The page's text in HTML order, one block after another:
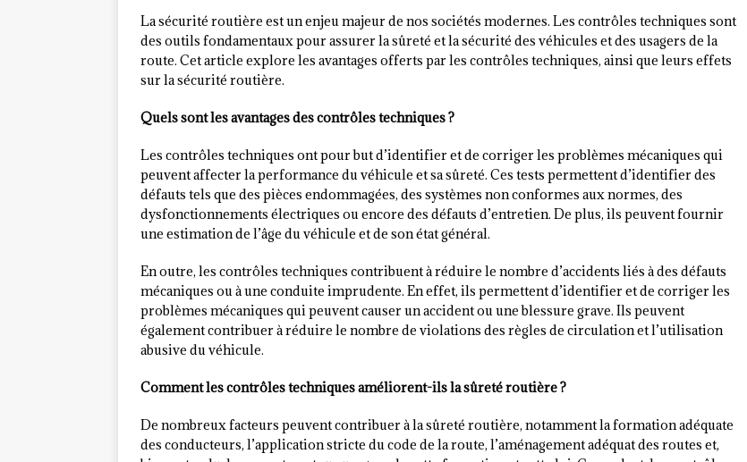
La sécurité routière est un enjeu majeur de nos sociétés modernes. Les contrôles techniques sont
des outils fondamentaux pour assurer la sûreté et la sécurité des véhicules et des usagers de la
route. Cet article explore les avantages offerts par les contrôles techniques, ainsi que leurs effets
sur la sécurité routière.
Quels sont les avantages des contrôles techniques ?
Les contrôles techniques ont pour but d’identifier et de corriger les problèmes mécaniques qui
peuvent affecter la performance du véhicule et sa sûreté. Ces tests permettent d’identifier des
défauts tels que des pièces endommagées, des systèmes non conformes aux normes, des
dysfonctionnements électriques ou encore des défauts d’entretien. De plus, ils peuvent fournir
une estimation de l’âge du véhicule et de son état général.
En outre, les contrôles techniques contribuent à réduire le nombre d’accidents liés à des défauts
mécaniques ou à une conduite imprudente. En effet, ils permettent d’identifier et de corriger les
problèmes mécaniques qui peuvent causer un accident ou une blessure grave. Ils peuvent
également contribuer à réduire le nombre de violations des règles de circulation et l’utilisation
abusive du véhicule.
Comment les contrôles techniques améliorent-ils la sûreté routière ?
De nombreux facteurs peuvent contribuer à la sûreté routière, notamment la formation adéquate
des conducteurs, l’application stricte du code de la route, l’aménagement adéquat des routes et,